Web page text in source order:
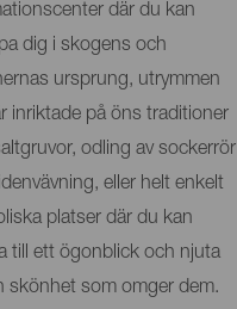
där du kan
dig i skogens och
ursprung, utrymmen
inriktade på öns traditioner
odling av sockerrör
eller helt enkelt
platser där du kan
till ett ögonblick och njuta
skönhet som omger dem.